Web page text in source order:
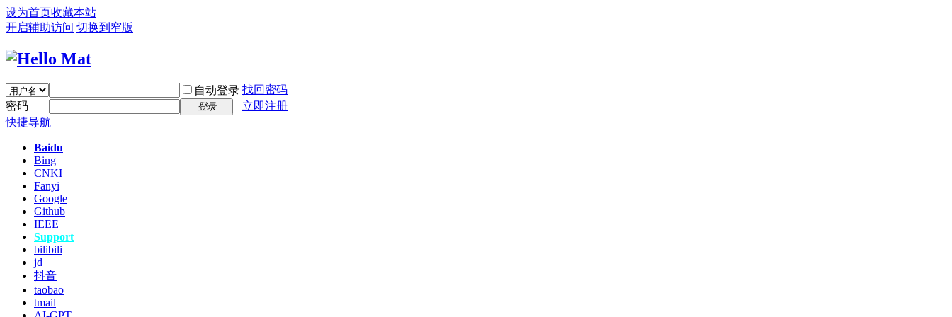
设为首页收藏本站
开启辅助访问 切换到窄版
自动登录 找回密码
密码
登录
立即注册
快捷导航
Baidu
Bing
CNKI
Fanyi
Google
Github
IEEE
Support
bilibili
jd
抖音
taobao
tmail